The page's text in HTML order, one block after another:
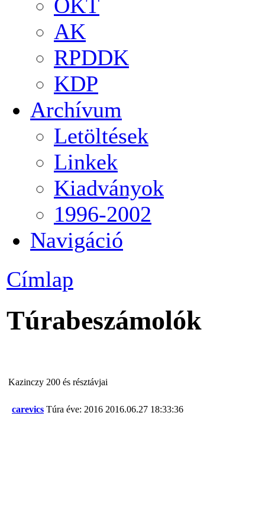
OKT
AK
RPDDK
KDP
Archívum
Letöltések
Linkek
Kiadványok
1996-2002
Navigáció
Címlap
Túrabeszámolók
Kazinczy 200 és résztávjai
carevics Túra éve: 2016 2016.06.27 18:33:36